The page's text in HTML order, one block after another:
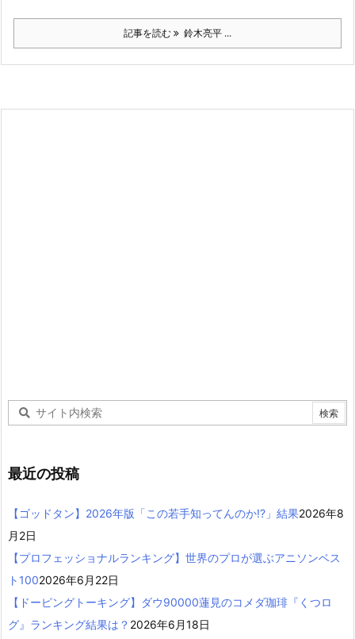
記事を読む 鈴木亮平 ...
最近の投稿
【ゴッドタン】2026年版「この若手知ってんのか!?」結果2026年8
月2日
【プロフェッショナルランキング】世界のプロが選ぶアニソンベス
ト1002026年6月22日
【ドーピングトーキング】ダウ90000蓮見のコメダ珈琲『くつロ
グ』ランキング結果は？ 2026年6月18日